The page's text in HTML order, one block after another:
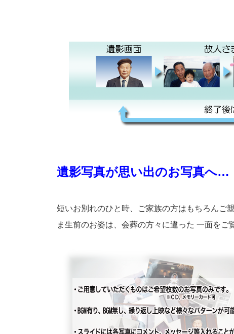
遺影写真が思い出のお写真へ…
短いお別れのひと時、ご家族の方はもちろんご
ま生前のお姿は、会葬の方々に違った 一面をご